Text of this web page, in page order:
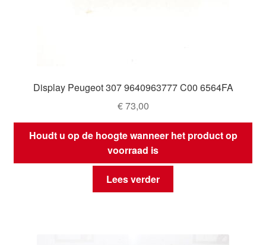
Display Peugeot 307 9640963777 C00 6564FA
€73,00
Houdt u op de hoogte wanneer het product op
voorraad is
Lees verder